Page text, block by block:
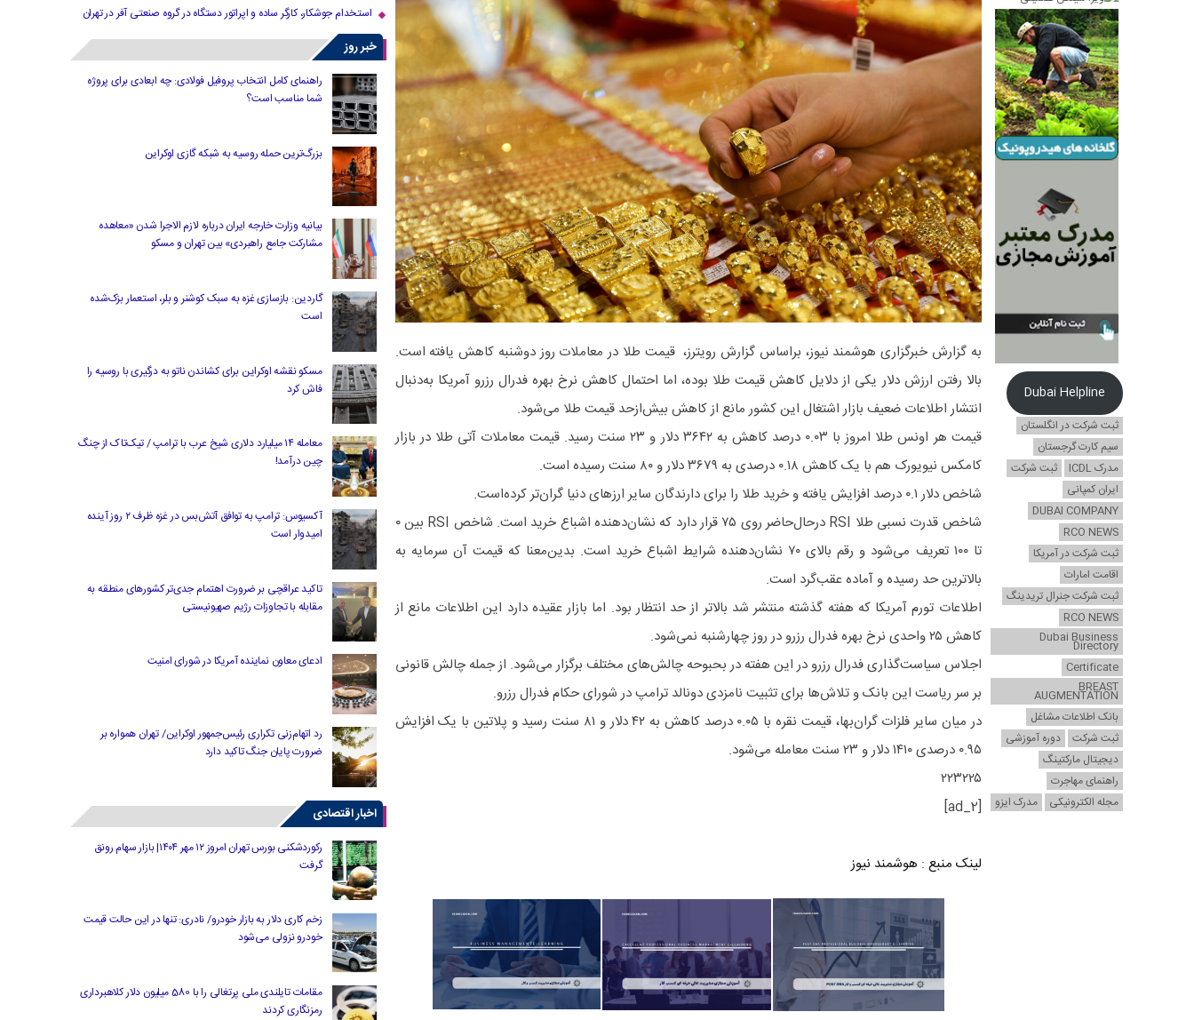
به گزارش خبرگزاری هوشمند نیوز، براساس گزارش رویترز، قیمت طلا در معاملات روز دوشنبه کاهش یافته است.
بالا رفتن ارزش دلار یکی از دلایل کاهش قیمت طلا بوده، اما احتمال کاهش نرخ بهره فدرال رزرو آمریکا به‌دنبال
انتشار اطلاعات ضعیف بازار اشتغال این کشور مانع از کاهش بیش‌ازحد قیمت طلا می‌شود.
قیمت هر اونس طلا امروز با ۰.۰۳ درصد کاهش به ۳۶۴۲ دلار و ۲۳ سنت رسید. قیمت معاملات آتی طلا در بازار
کامکس نیویورک هم با یک کاهش ۰.۱۸ درصدی به ۳۶۷۹ دلار و ۸۰ سنت رسیده است.
شاخص دلار ۰.۱ درصد افزایش یافته و خرید طلا را برای دارندگان سایر ارزهای دنیا گران‌تر کرده‌است.
شاخص قدرت نسبی طلا RSI درحال‌حاضر روی ۷۵ قرار دارد که نشان‌دهنده اشباع خرید است. شاخص RSI بین ۰
تا ۱۰۰ تعریف می‌شود و رقم بالای ۷۰ نشان‌دهنده شرایط اشباع خرید است. بدین‌معنا که قیمت آن سرمایه به
بالاترین حد رسیده و آماده عقب‌گرد است.
اطلاعات تورم آمریکا که هفته گذشته منتشر شد بالاتر از حد انتظار بود. اما بازار عقیده دارد این اطلاعات مانع از
کاهش ۲۵ واحدی نرخ بهره فدرال رزرو در روز چهارشنبه نمی‌شود.
اجلاس سیاست‌گذاری فدرال رزرو در این هفته در بحبوحه چالش‌های مختلف برگزار می‌شود. از جمله چالش قانونی
بر سر ریاست این بانک و تلاش‌ها برای تثبیت نامزدی دونالد ترامپ در شورای حکام فدرال رزرو.
در میان سایر فلزات گران‌بها، قیمت نقره با ۰.۰۵ درصد کاهش به ۴۲ دلار و ۸۱ سنت رسید و پلاتین با یک افزایش
۰.۹۵ درصدی ۱۴۱۰ دلار و ۲۳ سنت معامله می‌شود.
۲۲۳۲۲۵
[ad_2]
لینک منبع : هوشمند نیوز
Dubai Helpline
ثبت شرکت در انگلستان
سیم کارت گرجستان
مدرک ICDL
ثبت شرکت
ایران کمپانی
DUBAI COMPANY
RCO NEWS
ثبت شرکت در آمریکا
اقامت امارات
ثبت شرکت جنرال تریدینگ
RCO NEWS
Dubai Business
Directory
Certificate
BREAST
AUGMENTATION
بانک اطلاعات مشاغل
ثبت شرکت
دوره آموزشی
دیجیتال مارکتینگ
راهنمای مهاجرت
مجله الکترونیکی
مدرک ایزو
استخدام جوشکار، کارگر ساده و اپراتور دستگاه در گروه صنعتی آفر در تهران
خبر روز
راهنمای کامل انتخاب پروفیل فولادی: چه ابعادی برای پروژه
شما مناسب است؟
بزرگ‌ترین حمله روسیه به شبکه گازی اوکراین
بیانیه وزارت خارجه ایران درباره لازم‌ الاجرا شدن «معاهده
مشارکت جامع راهبردی» بین تهران و مسکو
گاردین: بازسازی غزه به سبک کوشنر و بلر، استعمار بزک‌شده
است
مسکو نقشه اوکراین برای کشاندن ناتو به درگیری با روسیه را
فاش کرد
معامله ۱۴ میلیارد دلاری شیخ عرب با ترامپ / تیک‌تاک از چنگ
چین درآمد!
آکسیوس: ترامپ به توافق آتش‌بس در غزه ظرف ۲ روز آینده
امیدوار است
تاکید عراقچی بر ضرورت اهتمام جدی‌تر کشورهای منطقه به
مقابله با تجاوزات رژیم صهیونیستی
ادعای معاون نماینده آمریکا در شورای امنیت
رد اتهام‌زنی تکراری رئیس‌جمهور اوکراین/ تهران همواره بر
ضرورت پایان جنگ تاکید دارد
اخبار اقتصادی
رکوردشکنی بورس تهران امروز ۱۲ مهر ۱۴۰۴| بازار سهام رونق
گرفت
زخم کاری دلار به بازار خودرو/ نادری: تنها در این حالت قیمت
خودرو نزولی می‌شود
مقامات تایلندی ملی پرتغالی را با 580 میلیون دلار کلاهبرداری
رمزنگاری کردند